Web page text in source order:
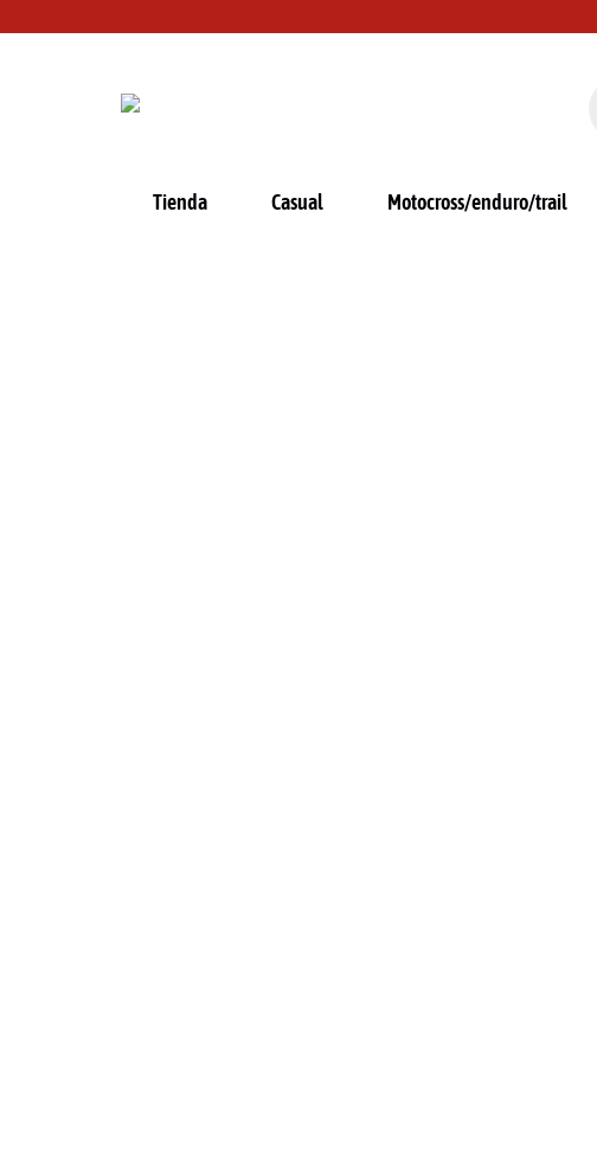
Tienda Casual Motocross/enduro/trail